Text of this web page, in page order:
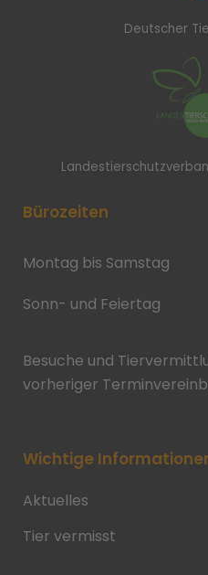
Deutscher
Bürozeiten
Montag bis Samstag
Sonn- und Feiertag
Besuche und
vorheriger
Wichtige
Aktuelles
Tier vermisst